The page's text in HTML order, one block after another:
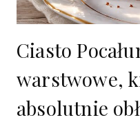
Ciasto
warstwowe,
absolutnie